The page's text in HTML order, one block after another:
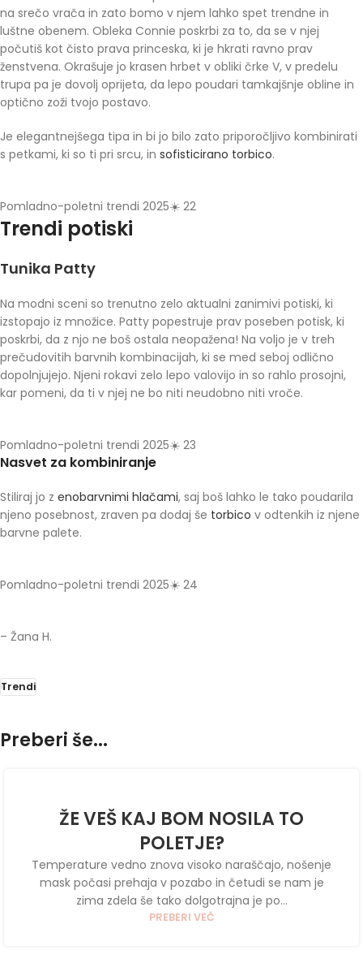
na srečo vrača in zato bomo v njem lahko spet trendne in
luštne obenem. Obleka Connie poskrbi za to, da se v njej
počutiš kot čisto prava princeska, ki je hkrati ravno prav
ženstvena. Okrašuje jo krasen hrbet v obliki črke V, v predelu
trupa pa je dovolj oprijeta, da lepo poudari tamkajšnje obline in
optično zoži tvojo postavo.
Je elegantnejšega tipa in bi jo bilo zato priporočljivo kombinirati
s petkami, ki so ti pri srcu, in sofisticirano torbico.
Pomladno-poletni trendi 2025☀️ 22
Trendi potiski
Tunika Patty
Na modni sceni so trenutno zelo aktualni zanimivi potiski, ki
izstopajo iz množice. Patty popestruje prav poseben potisk, ki
poskrbi, da z njo ne boš ostala neopažena! Na voljo je v treh
prečudovitih barvnih kombinacijah, ki se med seboj odlično
dopolnjujejo. Njeni rokavi zelo lepo valovijo in so rahlo prosojni,
kar pomeni, da ti v njej ne bo niti neudobno niti vroče.
Pomladno-poletni trendi 2025☀️ 23
Nasvet za kombiniranje
Stiliraj jo z enobarvnimi hlačami, saj boš lahko le tako poudarila
njeno posebnost, zraven pa dodaj še torbico v odtenkih iz njene
barvne palete.
Pomladno-poletni trendi 2025☀️ 24
– Žana H.
Trendi
Preberi še...
ŽE VEŠ KAJ BOM NOSILA TO
POLETJE?
Temperature vedno znova visoko naraščajo, nošenje
mask počasi prehaja v pozabo in četudi se nam je
zima zdela še tako dolgotrajna je po...
PREBERI VEČ